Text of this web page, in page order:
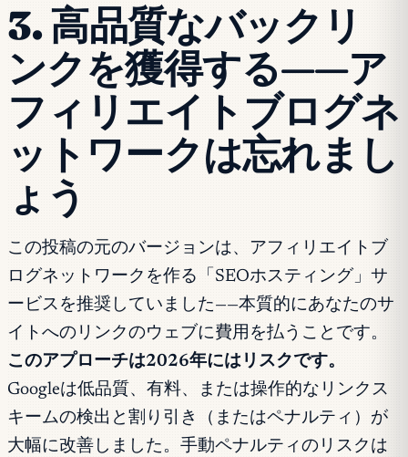
3. 高品質なバックリ
ンクを獲得する——ア
フィリエイトブログネ
ットワークは忘れまし
ょう
この投稿の元のバージョンは、アフィリエイトブ
ログネットワークを作る「SEOホスティング」サ
ービスを推奨していました——本質的にあなたのサ
イトへのリンクのウェブに費用を払うことです。
このアプローチは2026年にはリスクです。
Googleは低品質、有料、または操作的なリンクス
キームの検出と割り引き（またはペナルティ）が
大幅に改善しました。手動ペナルティのリスクは